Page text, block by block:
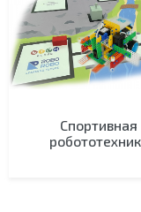
Спортивная